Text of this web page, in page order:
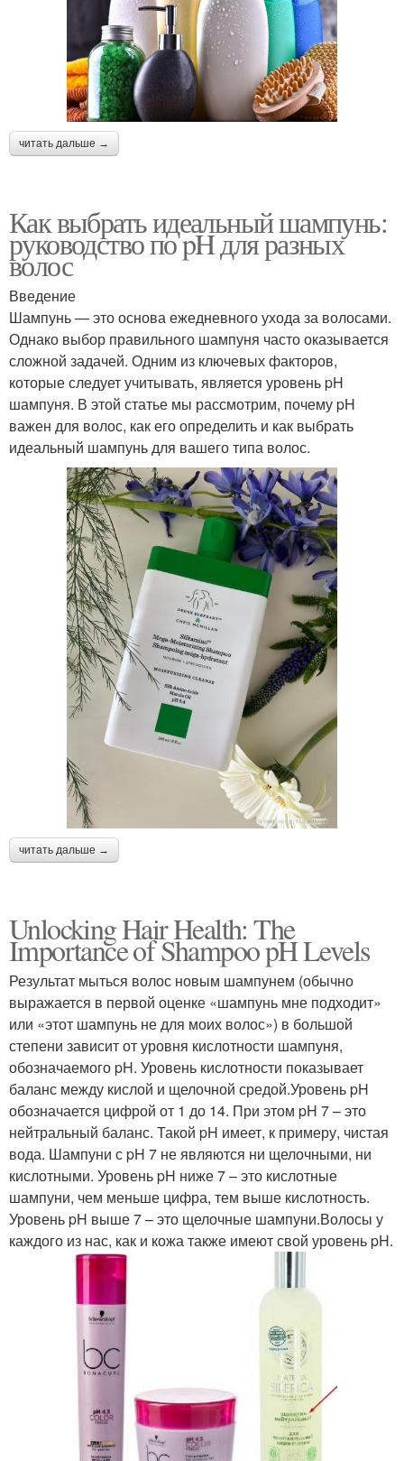
читать дальше →
Как выбрать идеальный шампунь:
руководство по pH для разных
волос
Введение
Шампунь — это основа ежедневного ухода за волосами.
Однако выбор правильного шампуня часто оказывается
сложной задачей. Одним из ключевых факторов,
которые следует учитывать, является уровень pH
шампуня. В этой статье мы рассмотрим, почему pH
важен для волос, как его определить и как выбрать
идеальный шампунь для вашего типа волос.
читать дальше →
Unlocking Hair Health: The
Importance of Shampoo pH Levels
Результат мыться волос новым шампунем (обычно
выражается в первой оценке «шампунь мне подходит»
или «этот шампунь не для моих волос») в большой
степени зависит от уровня кислотности шампуня,
обозначаемого pH. Уровень кислотности показывает
баланс между кислой и щелочной средой.Уровень pH
обозначается цифрой от 1 до 14. При этом pH 7 – это
нейтральный баланс. Такой pH имеет, к примеру, чистая
вода. Шампуни с pH 7 не являются ни щелочными, ни
кислотными. Уровень pH ниже 7 – это кислотные
шампуни, чем меньше цифра, тем выше кислотность.
Уровень pH выше 7 – это щелочные шампуни.Волосы у
каждого из нас, как и кожа также имеют свой уровень pH.